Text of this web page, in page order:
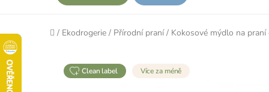
Domů
/ Ekodrogerie / Přírodní praní / Kokosové mýdlo na
clean label Více za méně